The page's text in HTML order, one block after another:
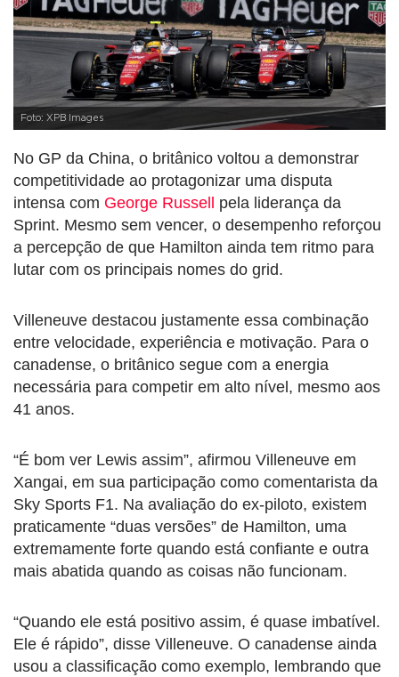
Foto: XPB Images
No GP da China, o britânico voltou a demonstrar
competitividade ao protagonizar uma disputa
intensa com George Russell pela liderança da
Sprint. Mesmo sem vencer, o desempenho reforçou
a percepção de que Hamilton ainda tem ritmo para
lutar com os principais nomes do grid.
Villeneuve destacou justamente essa combinação
entre velocidade, experiência e motivação. Para o
canadense, o britânico segue com a energia
necessária para competir em alto nível, mesmo aos
41 anos.
“É bom ver Lewis assim”, afirmou Villeneuve em
Xangai, em sua participação como comentarista da
Sky Sports F1. Na avaliação do ex-piloto, existem
praticamente “duas versões” de Hamilton, uma
extremamente forte quando está confiante e outra
mais abatida quando as coisas não funcionam.
“Quando ele está positivo assim, é quase imbatível.
Ele é rápido”, disse Villeneuve. O canadense ainda
usou a classificação como exemplo, lembrando que